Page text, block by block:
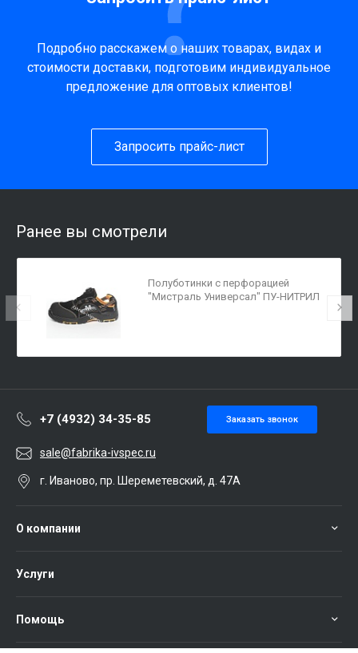
Подробно расскажем о наших товарах, видах и
стоимости доставки, подготовим индивидуальное
предложение для оптовых клиентов!
Запросить прайс-лист
Ранее вы смотрели
Полуботинки с перфорацией
"Мистраль Универсал" ПУ-НИТРИЛ
+7 (4932) 34-35-85 Заказать звонок
sale@fabrika-ivspec.ru
г. Иваново, пр. Шереметевский, д. 47А
О компании
Услуги
Помощь